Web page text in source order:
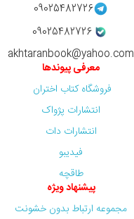
09025482726
09025482726
akhtaranbook@yahoo.com
معرفی پیوندها
فروشگاه کتاب اختران
انتشارات پژواک
انتشارات دات
فیدیبو
طاقچه
پیشنهاد ویژه
مجموعه ارتباط بدون خشونت